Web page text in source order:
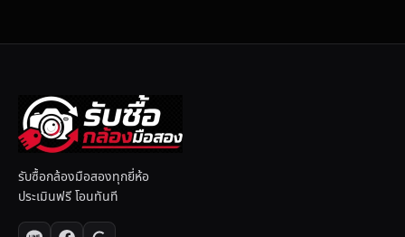
รับซื้อกล้องมือสองทุกยี่ห้อ
ประเมินฟรี โอนทันที